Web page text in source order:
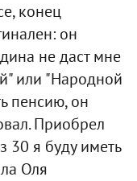
конец
он
не даст мне
или "Народной
пенсию, он
Приобрел
30 я буду иметь
Оля